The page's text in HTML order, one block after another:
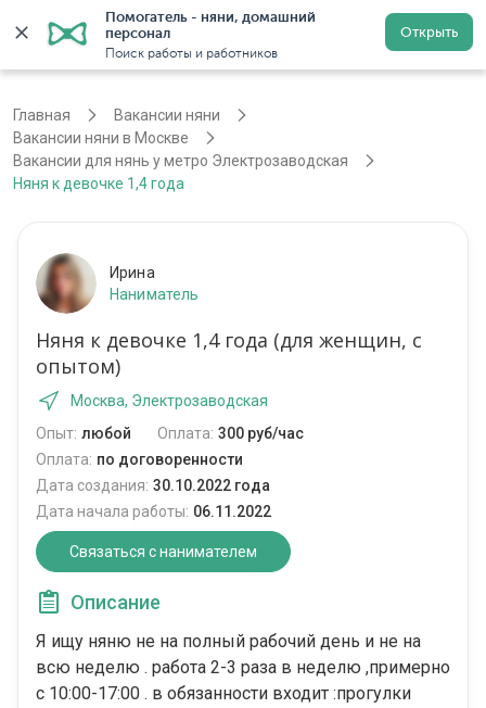
Помогатель - няни, домашний
персонал
Поиск работы и работников
Открыть
Регистрация
Главная
Вакансии няни
Вакансии няни в Москве
Вакансии для нянь у метро Электрозаводская
Няня к девочке 1,4 года
Ирина
Наниматель
Няня к девочке 1,4 года (для женщин, с
опытом)
Москва, Электрозаводская
Опыт: любой Оплата: 300 руб/час
Оплата: по договоренности
Дата создания: 30.10.2022 года
Дата начала работы: 06.11.2022
Связаться с нанимателем
Описание
Я ищу няню не на полный рабочий день и не на
всю неделю . работа 2-3 раза в неделю ,примерно
с 10:00-17:00 . в обязанности входит :прогулки